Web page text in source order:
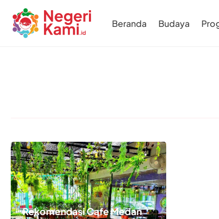
Beranda Budaya
Rekomendasi Cafe Medan